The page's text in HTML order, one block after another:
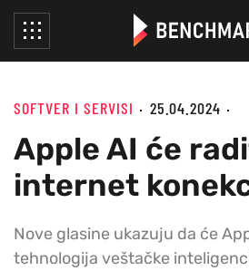
SOFTVER I SERVISI 25.04.2024
Apple AI će
internet
Nove glasine ukazuju da će
tehnologija veštačke